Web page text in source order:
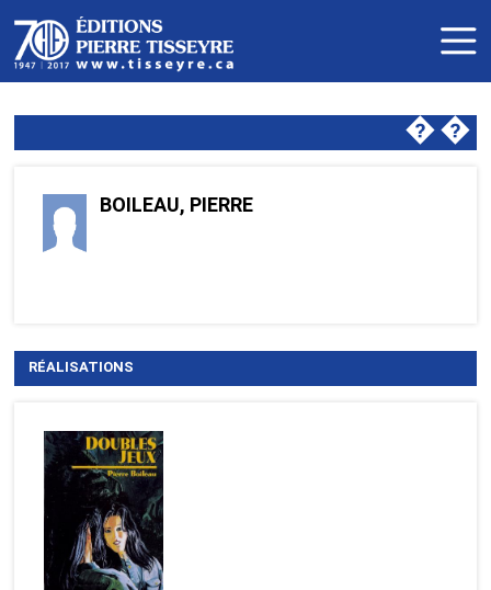
��
BOILEAU, PIERRE
RÉALISATIONS